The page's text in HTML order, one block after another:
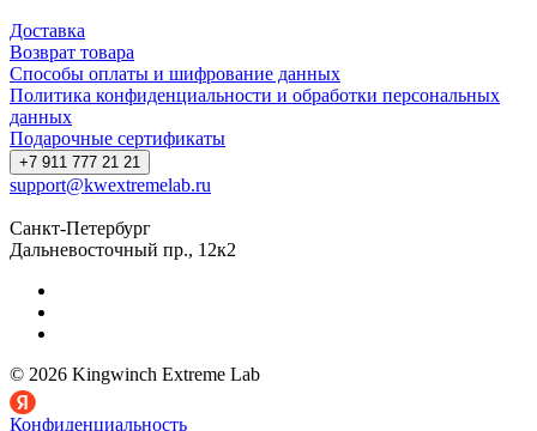
Доставка
Возврат товара
Способы оплаты и шифрование данных
Политика конфиденциальности и обработки персональных
данных
Подарочные сертификаты
+7 911 777 21 21
support@kwextremelab.ru
Санкт-Петербург
Дальневосточный пр., 12к2
© 2026 Kingwinch Extreme Lab
Конфиденциальность